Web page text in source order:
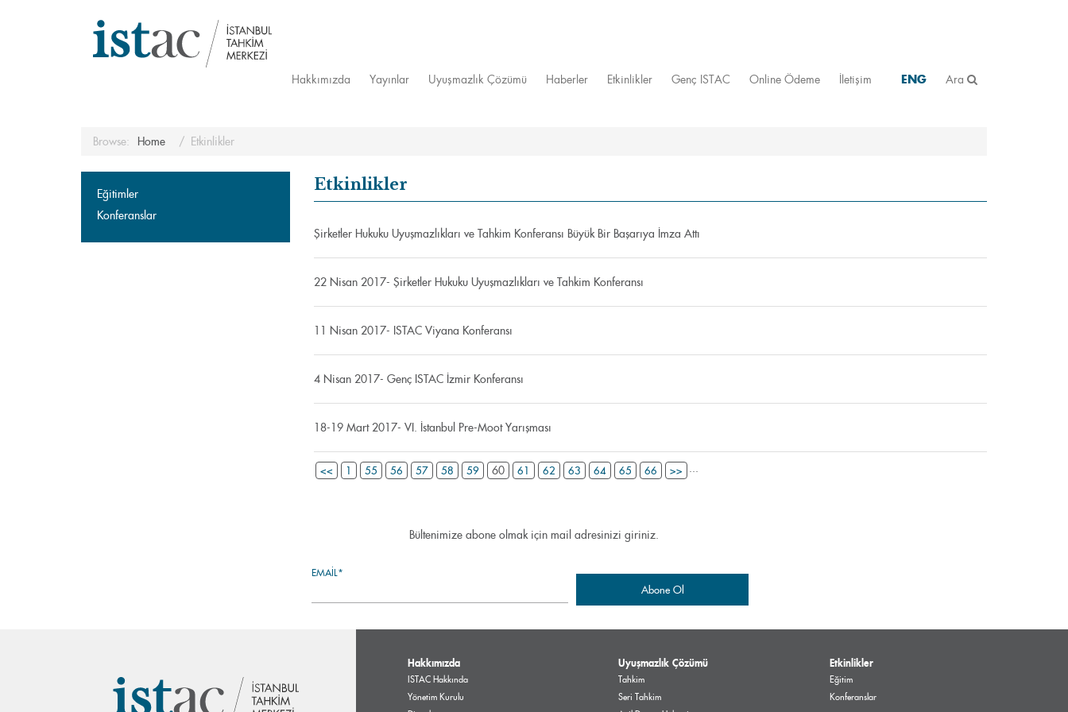
Hakkımızda Yayınlar Uyuşmazlık Çözümü Haberler Etkinlikler Genç ISTAC Online Ödeme İletişim ENG Ara
Browse: Home Etkinlikler
Eğitimler
Konferanslar
Etkinlikler
Şirketler Hukuku Uyuşmazlıkları ve Tahkim Konferansı Büyük Bir Başarıya İmza Attı
22 Nisan 2017- Şirketler Hukuku Uyuşmazlıkları ve Tahkim Konferansı
11 Nisan 2017- ISTAC Viyana Konferansı
4 Nisan 2017- Genç ISTAC İzmir Konferansı
18-19 Mart 2017- VI. İstanbul Pre-Moot Yarışması
<< 1 ...
55 56 57 58 59 60 61 62 63 64 65 66 >>
Bültenimize abone olmak için mail adresinizi giriniz.
EMAIL*
Hakkımızda
ISTAC Hakkında
Yönetim Kurulu
Uyuşmazlık Çözümü
Tahkim
Seri Tahkim
Etkinlikler
Eğitim
Konferanslar